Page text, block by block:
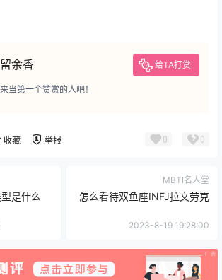
余香 给TA打赏
当第一个赞赏的人吧！
收藏 举报 0 0
是什么
MBTI名人堂
怎么看待双鱼座INFJ拉文劳克
2023-8-19 19:28:00